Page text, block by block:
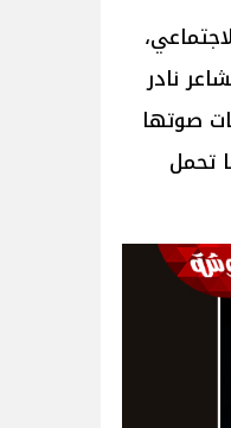
نادر
صوتها
تحمل